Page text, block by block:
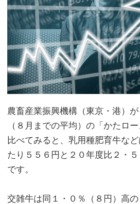
農畜産業振興機構（東京・港）
（８月までの平均）の「かたロ
比べてみると、乳用種肥育牛な
たり５５６円と２０年度比２・
です。
交雑牛は同１・０％（８円）高